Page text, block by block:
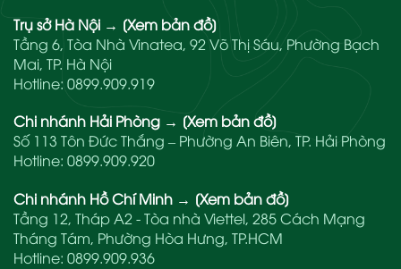
Trụ sở Hà Nội → [Xem bản đồ]
Tầng 6, Tòa Nhà Vinatea, 92 Võ Thị Sáu, Phường Bạch
Mai, TP. Hà Nội
Hotline: 0899.909.919
Chi nhánh Hải Phòng → [Xem bản đồ]
Số 113 Tôn Đức Thắng – Phường An Biên, TP. Hải Phòng
Hotline: 0899.909.920
Chi nhánh Hồ Chí Minh → [Xem bản đồ]
Tầng 12, Tháp A2 - Tòa nhà Viettel, 285 Cách Mạng
Tháng Tám, Phường Hòa Hưng, TP.HCM
Hotline: 0899.909.936